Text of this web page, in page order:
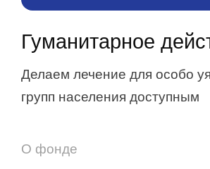
Гуманитарное
Делаем лечение для особо
групп населения доступным
О фонде